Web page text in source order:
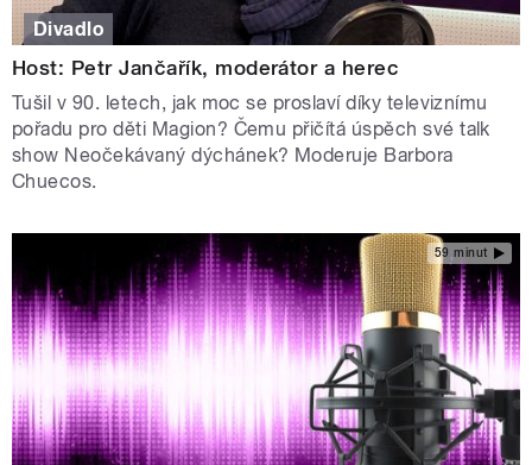
Divadlo
Host: Petr Jančařík, moderátor a herec
Tušil v 90. letech, jak moc se proslaví díky televiznímu
pořadu pro děti Magion? Čemu přičítá úspěch své talk
show Neočekávaný dýchánek? Moderuje Barbora
Chuecos.
59 minut